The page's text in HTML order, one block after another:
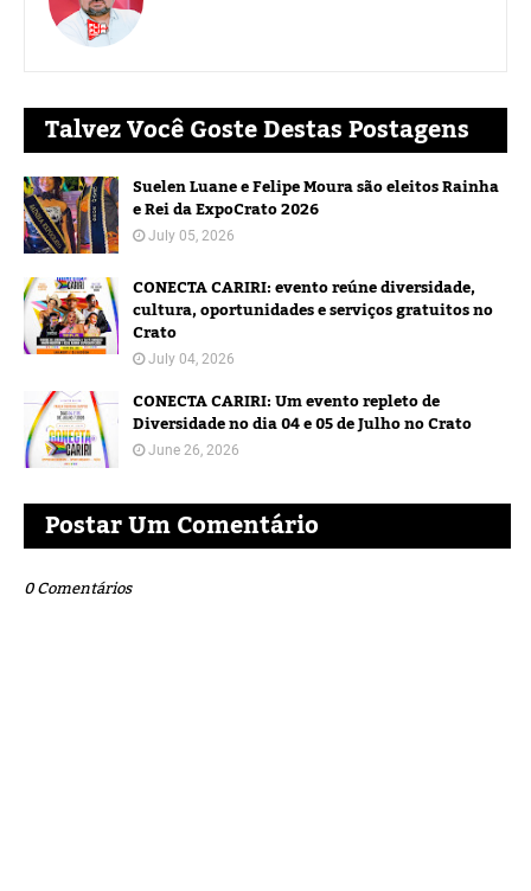
Talvez Você Goste Destas Postagens
Suelen Luane e Felipe Moura são eleitos Rainha
e Rei da ExpoCrato 2026
July 05, 2026
CONECTA CARIRI: evento reúne diversidade,
cultura, oportunidades e serviços gratuitos no
Crato
July 04, 2026
CONECTA CARIRI: Um evento repleto de
Diversidade no dia 04 e 05 de Julho no Crato
June 26, 2026
Postar Um Comentário
0 Comentários